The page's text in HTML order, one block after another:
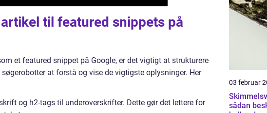
til featured snippets på
et featured snippet på Google, er det vigtigt at strukturere
at forstå og vise de vigtigste oplysninger. Her
og h2-tags til underoverskrifter. Dette gør det lettere for
03 februar
sådan